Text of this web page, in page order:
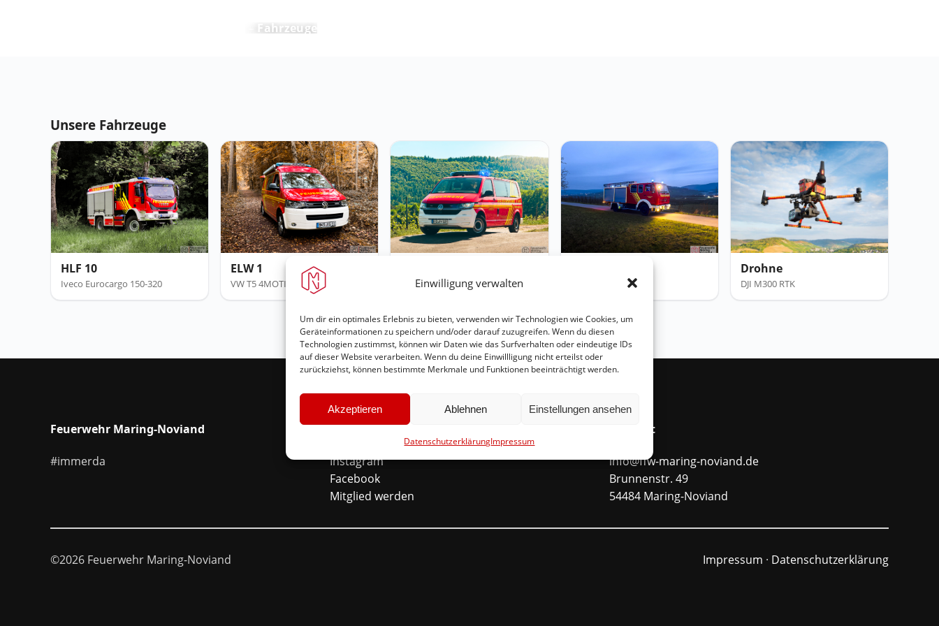
Einwilligung verwalten
Um dir ein optimales Erlebnis zu bieten, verwenden wir Technologien wie Cookies, um
Geräteinformationen zu speichern und/oder darauf zuzugreifen. Wenn du diesen
Technologien zustimmst, können wir Daten wie das Surfverhalten oder eindeutige IDs
auf dieser Website verarbeiten. Wenn du deine Einwillligung nicht erteilst oder
zurückziehst, können bestimmte Merkmale und Funktionen beeinträchtigt werden.
Akzeptieren Ablehnen Einstellungen ansehen
DatenschutzerklärungImpressum
Fahrzeuge
Unsere Fahrzeuge
HLF 10
Iveco Eurocargo 150-320
ELW 1
VW T5 4MOTION VW T6.1 4MOTION Mercedes-Benz
Drohne
DJI M300 RTK
Feuerwehr Maring-Noviand
#immerda
Schnellinks
Instagram
Facebook
Mitglied werden
Kontakt
info@ffw-maring-noviand.de
Brunnenstr. 49
54484 Maring-Noviand
©2026 Feuerwehr Maring-Noviand Impressum · Datenschutzerklärung